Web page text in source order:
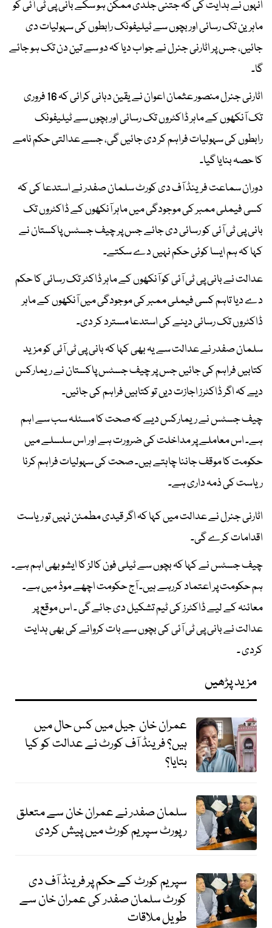
انہوں نے ہدایت کی کہ جتنی جلدی ممکن ہو سکے بانی پی ٹی آئی کو
ماہرین تک رسائی اور بچوں سے ٹیلیفونک رابطوں کی سہولیات دی
جائیں، جس پر اٹارنی جنرل نے جواب دیا کہ دو سے تین دن تک ہو جائے
گا۔
اٹارنی جنرل منصور عثمان اعوان نے یقین دہانی کرائی کہ 16 فروری
تک آنکھوں کے ماہر ڈاکٹروں تک رسائی اور بچوں سے ٹیلیفونک
رابطوں کی سہولیات فراہم کر دی جائیں گی، جسے عدالتی حکم نامے
کا حصہ بنایا گیا۔
دوران سماعت فرینڈ آف دی کورٹ سلمان صفدر نے استدعا کی کہ
کسی فیملی ممبر کی موجودگی میں ماہر آنکھوں کے ڈاکٹروں تک
بانی پی ٹی آئی کو رسائی دی جائے جس پر چیف جسٹس پاکستان نے
کہا کہ ہم ایسا کوئی حکم نہیں دے سکتے۔
عدالت نے بانی پی ٹی آئی کو آنکھوں کے ماہر ڈاکٹر تک رسائی کا حکم
دے دیا تاہم کسی فیملی ممبر کی موجودگی میں آنکھوں کے ماہر
ڈاکٹروں تک رسائی دینے کی استدعا مسترد کر دی۔
سلمان صفدر نے عدالت سے یہ بھی کہا کہ بانی پی ٹی آئی کو مزید
کتابیں فراہم کی جائیں جس پر چیف جسٹس پاکستان نے ریمارکس
دیے کہ اگر ڈاکٹرز اجازت دیں تو کتابیں فراہم کی جائیں۔
چیف جسٹس نے ریمارکس دیے کہ صحت کا مسئلہ سب سے اہم
ہے۔ اس معاملے پر مداخلت کی ضرورت ہے اور اس سلسلے میں
حکومت کا موقف جاننا چاہتے ہیں۔ صحت کی سہولیات فراہم کرنا
ریاست کی ذمہ داری ہے۔
اٹارنی جنرل نے عدالت میں کہا کہ اگر قیدی مطمئن نہیں تو ریاست
اقدامات کرے گی۔
چیف جسٹس نے کہا کہ بچوں سے ٹیلی فون کالز کا ایشو بھی اہم ہے۔
ہم حکومت پر اعتماد کررہے ہیں۔ آج حکومت اچھے موڈ میں ہے۔
معائنہ کے لیے ڈاکٹرز کی ٹیم تشکیل دی جائے گی ۔ اس موقع پر
عدالت نے بانی پی ٹی آئی کی بچوں سے بات کروانے کی بھی ہدایت
کردی ۔
مزید پڑھیں
عمران خان جیل میں کس حال میں
ہیں؟ فرینڈ آف کورٹ نے عدالت کو کیا
بتایا؟
سلمان صفدر نے عمران خان سے متعلق
رپورٹ سپریم کورٹ میں پیش کردی
سپریم کورٹ کے حکم پر فرینڈ آف دی
کورٹ سلمان صفدر کی عمران خان سے
طویل ملاقات